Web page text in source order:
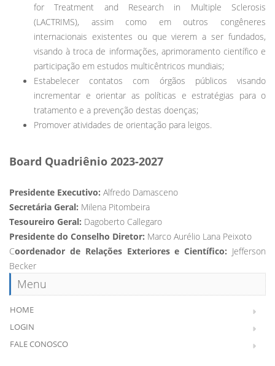
for Treatment and Research in Multiple Sclerosis
(LACTRIMS), assim como em outros congêneres
internacionais existentes ou que vierem a ser fundados,
visando à troca de informações, aprimoramento científico e
participação em estudos multicêntricos mundiais;
Estabelecer contatos com órgãos públicos visando
incrementar e orientar as políticas e estratégias para o
tratamento e a prevenção destas doenças;
Promover atividades de orientação para leigos.
Board Quadriênio 2023-2027
Presidente Executivo: Alfredo Damasceno
Secretária Geral: Milena Pitombeira
Tesoureiro Geral: Dagoberto Callegaro
Presidente do Conselho Diretor: Marco Aurélio Lana Peixoto
Coordenador de Relações Exteriores e Científico: Jefferson
Becker
Menu
HOME
LOGIN
FALE CONOSCO